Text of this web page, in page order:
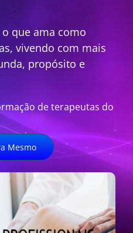
que ama como
vivendo com mais
propósito e
de terapeutas do
Mesmo